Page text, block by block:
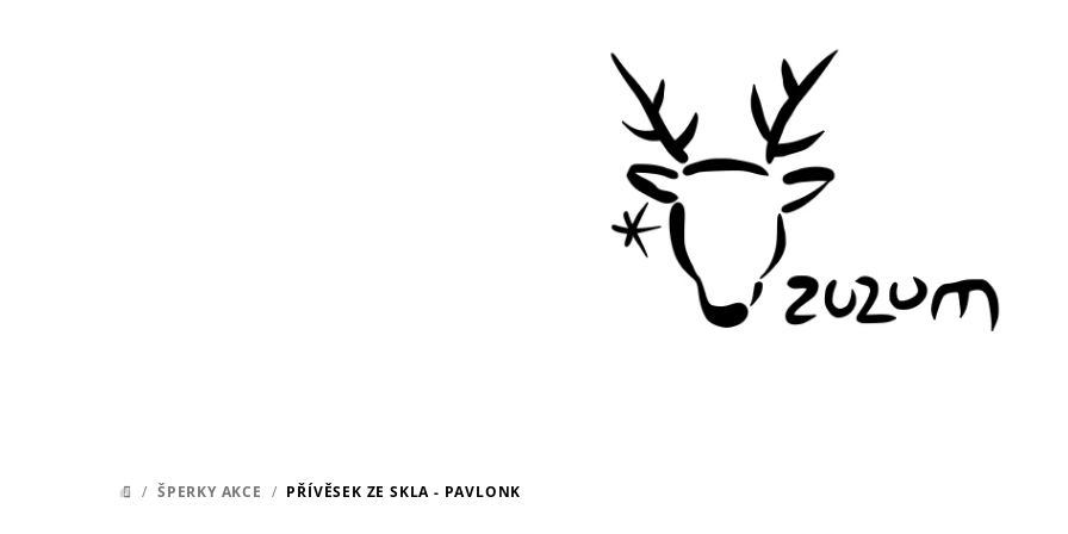
DOMŮ
/ ŠPERKY AKCE / PŘÍVĚSEK ZE SKLA - PAVLONK